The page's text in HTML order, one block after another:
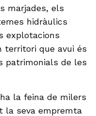
marjades, els
hidràulics
explotacions
territori que avui és
patrimonials de les
la feina de milers
la seva empremta